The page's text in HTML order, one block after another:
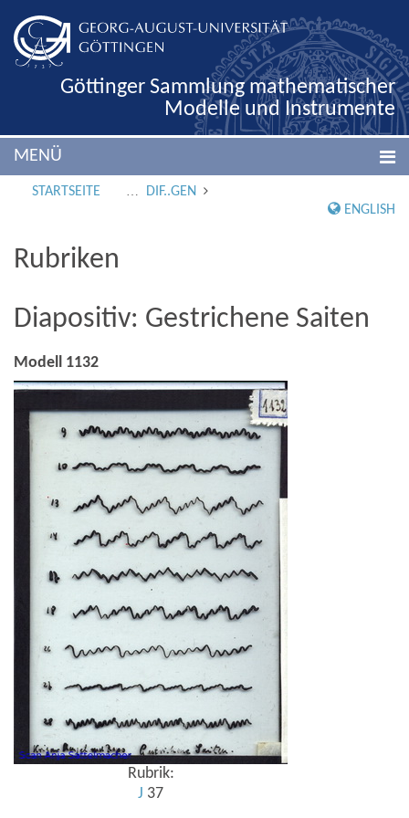
Göttinger Sammlung mathematischer
Modelle und Instrumente
MENÜ
STARTSEITE
DIF..GEN
ENGLISH
Rubriken
Diapositiv: Gestrichene Saiten
Modell 1132
Rubrik:
J 37